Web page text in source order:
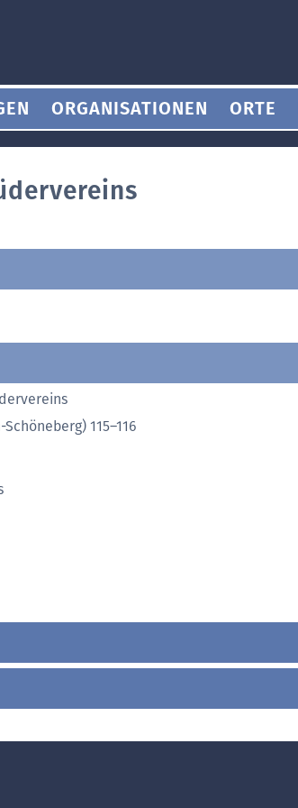
ORGANISATIONEN ORTE
115–116